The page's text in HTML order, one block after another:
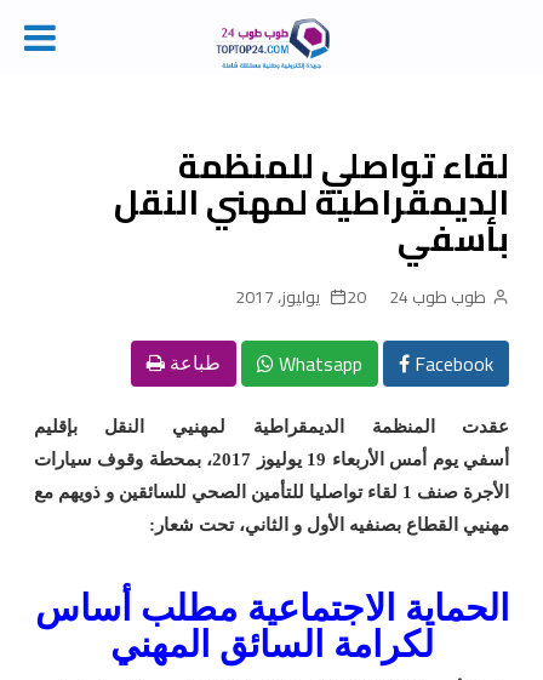
contentلقاء تواصلي للمنظمة
الديمقراطية لمهني النقل
بأسفي
طوب طوب 24 20 يوليوز، 2017
Facebook
Whatsapp طباعة
عقدت المنظمة الديمقراطية لمهنيي النقل بإقليم
أسفييوم
أمس الأربعاء 19 يوليوز 2017، بمحطة وقوف سيارات
الأجرة صنف 1 لقاء تواصليا للتأمين الصحي للسائقين و ذويهم مع
مهنيي القطاع بصنفيه الأول و الثاني، تحت شعار:
الحماية الاجتماعية مطلب أساس
لكرامة السائق المهني